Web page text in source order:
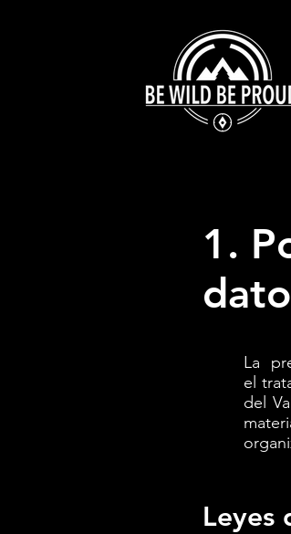
1.
La
el
del
Leyes